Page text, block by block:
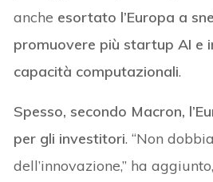
anche esortato l’Europa a
promuovere più startup AI e
capacità computazionali.
Spesso, secondo Macron,
per gli investitori. “Non
dell’innovazione,” ha